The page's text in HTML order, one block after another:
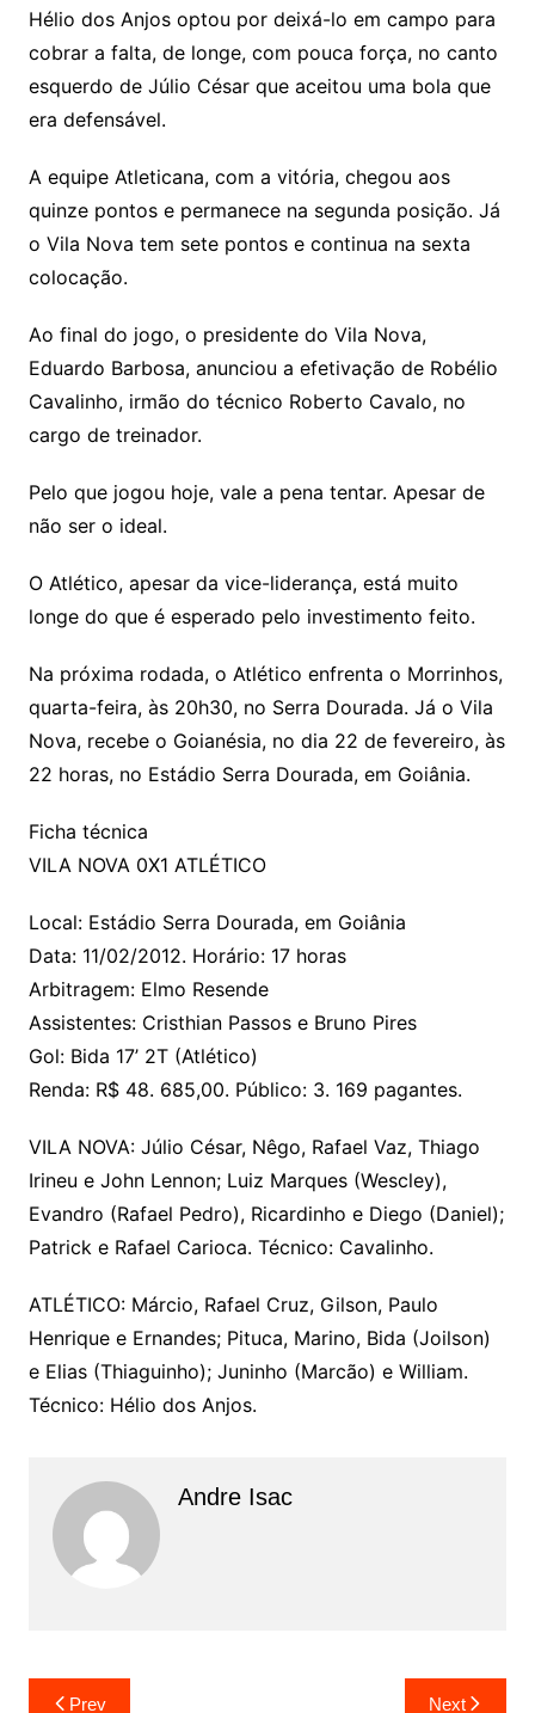
Hélio dos Anjos optou por deixá-lo em campo para
cobrar a falta, de longe, com pouca força, no canto
esquerdo de Júlio César que aceitou uma bola que
era defensável.
A equipe Atleticana, com a vitória, chegou aos
quinze pontos e permanece na segunda posição. Já
o Vila Nova tem sete pontos e continua na sexta
colocação.
Ao final do jogo, o presidente do Vila Nova,
Eduardo Barbosa, anunciou a efetivação de Robélio
Cavalinho, irmão do técnico Roberto Cavalo, no
cargo de treinador.
Pelo que jogou hoje, vale a pena tentar. Apesar de
não ser o ideal.
O Atlético, apesar da vice-liderança, está muito
longe do que é esperado pelo investimento feito.
Na próxima rodada, o Atlético enfrenta o Morrinhos,
quarta-feira, às 20h30, no Serra Dourada. Já o Vila
Nova, recebe o Goianésia, no dia 22 de fevereiro, às
22 horas, no Estádio Serra Dourada, em Goiânia.
Ficha técnica
VILA NOVA 0X1 ATLÉTICO
Local: Estádio Serra Dourada, em Goiânia
Data: 11/02/2012. Horário: 17 horas
Arbitragem: Elmo Resende
Assistentes: Cristhian Passos e Bruno Pires
Gol: Bida 17’ 2T (Atlético)
Renda: R$ 48. 685,00. Público: 3. 169 pagantes.
VILA NOVA: Júlio César, Nêgo, Rafael Vaz, Thiago
Irineu e John Lennon; Luiz Marques (Wescley),
Evandro (Rafael Pedro), Ricardinho e Diego (Daniel);
Patrick e Rafael Carioca. Técnico: Cavalinho.
ATLÉTICO: Márcio, Rafael Cruz, Gilson, Paulo
Henrique e Ernandes; Pituca, Marino, Bida (Joilson)
e Elias (Thiaguinho); Juninho (Marcão) e William.
Técnico: Hélio dos Anjos.
Andre Isac
Prev Next